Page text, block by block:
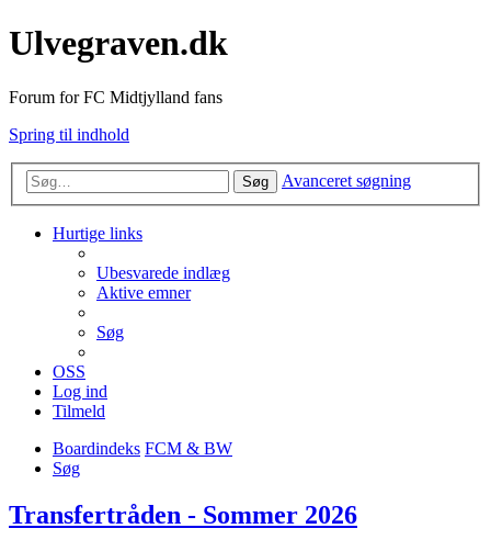
Ulvegraven.dk
Forum for FC Midtjylland fans
Spring til indhold
Søg Avanceret søgning
Hurtige links
Ubesvarede indlæg
Aktive emner
Søg
OSS
Log ind
Tilmeld
Boardindeks FCM & BW
Søg
Transfertråden - Sommer 2026